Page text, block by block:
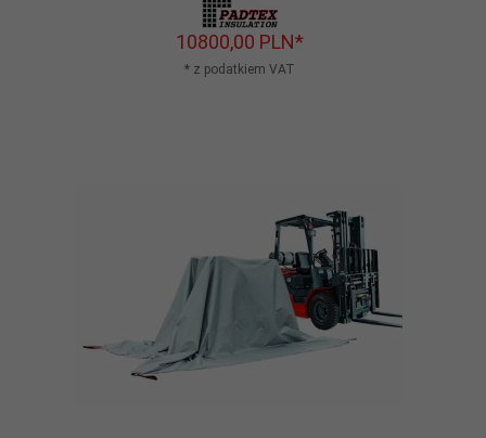
10800,00 PLN*
* z podatkiem VAT